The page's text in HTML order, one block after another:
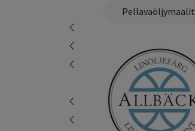
Pellavaöljymaalit